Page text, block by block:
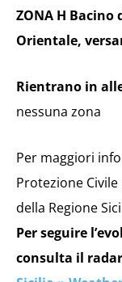
ZONA H Bacino
Orientale,
Rientrano in
nessuna zona
Per maggiori
Protezione Civile
della Regione
Per seguire
consulta il